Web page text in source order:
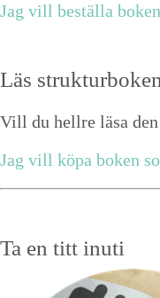
Jag vill beställa
Läs
Vill du hellre läsa
Jag vill köpa boken
Ta en titt inuti